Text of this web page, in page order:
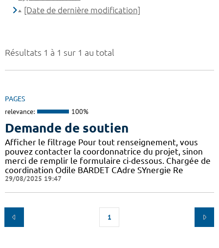
Résultats 1 à 1 sur 1 au total
PAGES
relevance: 100%
Demande de soutien
Afficher le filtrage Pour tout renseignement, vous
pouvez contacter la coordonnatrice du projet, sinon
merci de remplir le formulaire ci-dessous. Chargée de
coordination Odile BARDET CAdre SYnergie Re
29/08/2025 19:47
1
[Date de dernière modification]